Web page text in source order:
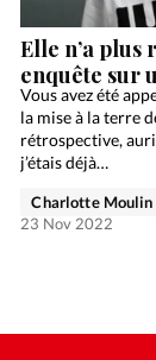
Elle n’a
enquête sur
Vous avez été
la mise à la terre
rétrospective,
j’étais déjà…
Charlotte Moulin
23 Nov 2022